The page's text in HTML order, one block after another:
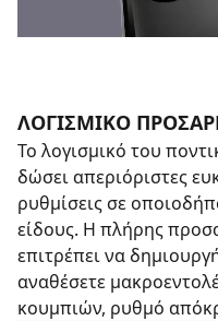
ΛΟΓΙΣΜΙΚΟ
Το λογισμικό του
δώσει απεριόριστες
ρυθμίσεις σε
είδους. Η πλήρης
επιτρέπει να
αναθέσετε
κουμπιών, ρυθμό